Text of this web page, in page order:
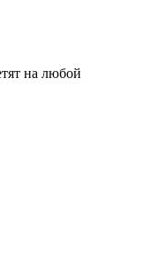
на любой